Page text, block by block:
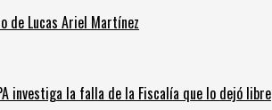
de Lucas Ariel Martínez
investiga la falla de la Fiscalía que lo dejó libre